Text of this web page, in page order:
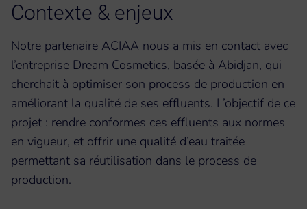
Contexte & enjeux
Notre partenaire ACIAA nous a mis en contact avec
l’entreprise Dream Cosmetics, basée à Abidjan, qui
cherchait à optimiser son process de production en
améliorant la qualité de ses effluents. L’objectif de ce
projet : rendre conformes ces effluents aux normes
en vigueur, et offrir une qualité d’eau traitée
permettant sa réutilisation dans le process de
production.